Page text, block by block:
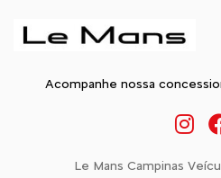
Acompanhe nossa
Le Mans Campinas